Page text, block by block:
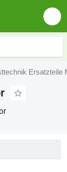
Ersatzteile